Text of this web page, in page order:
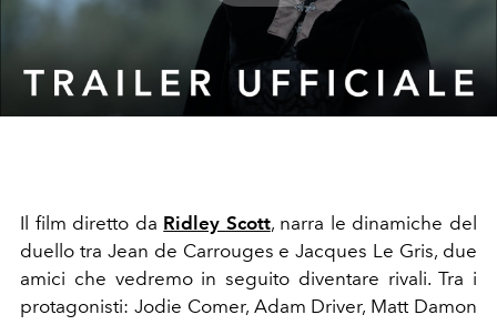
Video
Il film diretto da Ridley Scott, narra le dinamiche del
duello tra Jean de Carrouges e Jacques Le Gris, due
amici che vedremo in seguito diventare rivali. Tra i
protagonisti: Jodie Comer, Adam Driver, Matt Damon